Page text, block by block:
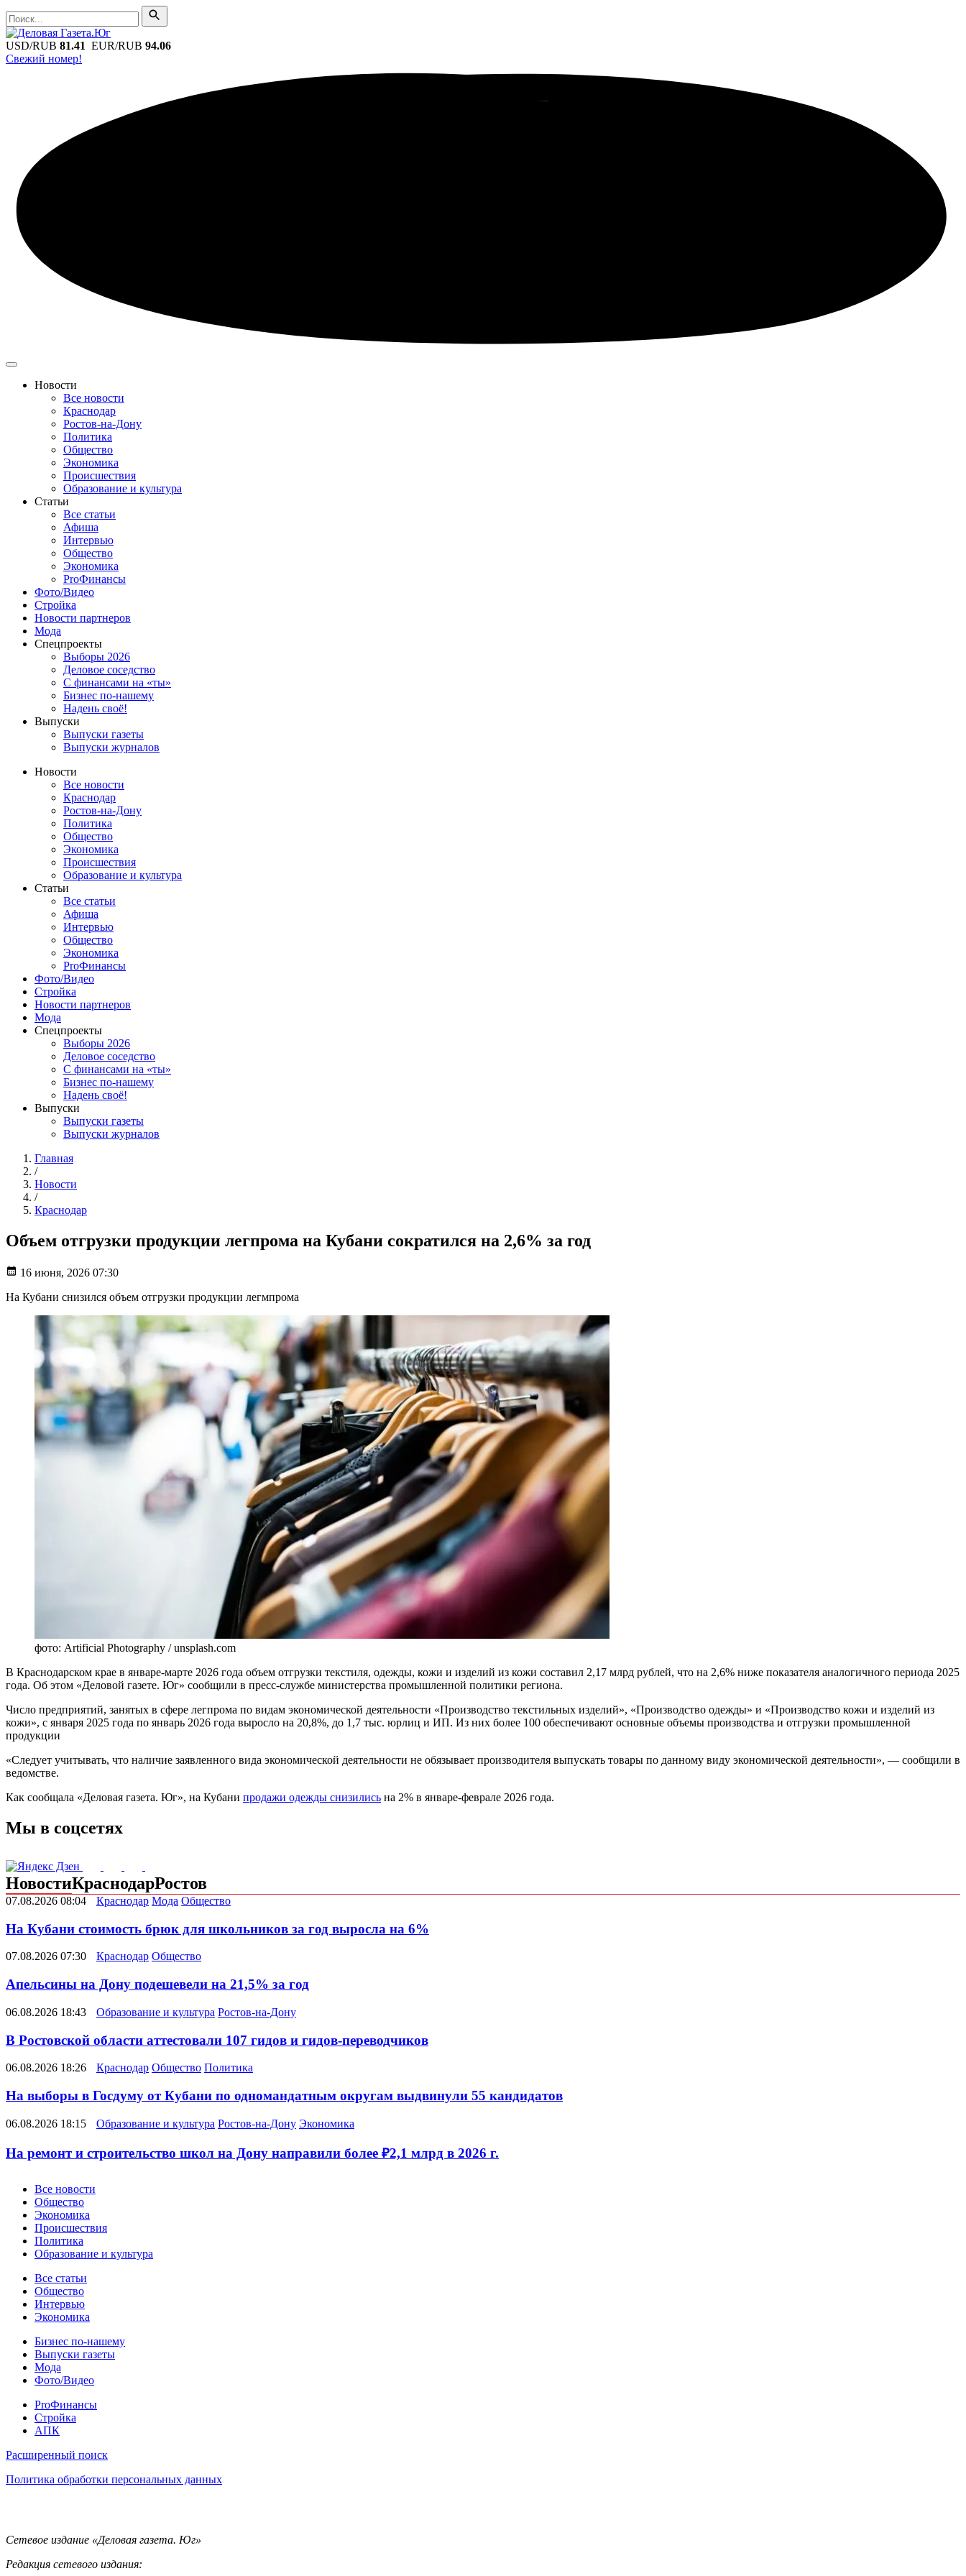
Поиск
Поиск
USD/RUB 81.41 EUR/RUB 94.06
Свежий номер!
Новости
Все новости
Краснодар
Ростов-на-Дону
Политика
Общество
Экономика
Происшествия
Образование и культура
Статьи
Все статьи
Афиша
Интервью
Общество
Экономика
ProФинансы
Фото/Видео
Стройка
Новости партнеров
Мода
Спецпроекты
Выборы 2026
Деловое соседство
С финансами на «ты»
Бизнес по-нашему
Надень своё!
Выпуски
Выпуски газеты
Выпуски журналов
Новости
Все новости
Краснодар
Ростов-на-Дону
Политика
Общество
Экономика
Происшествия
Образование и культура
Статьи
Все статьи
Афиша
Интервью
Общество
Экономика
ProФинансы
Фото/Видео
Стройка
Новости партнеров
Мода
Спецпроекты
Выборы 2026
Деловое соседство
С финансами на «ты»
Бизнес по-нашему
Надень своё!
Выпуски
Выпуски газеты
Выпуски журналов
Главная
/
Новости
/
Краснодар
Объем отгрузки продукции легпрома на Кубани сократился на 2,6% за год
16 июня, 2026 07:30
На Кубани снизился объем отгрузки продукции легмпрома
фото: Artificial Photography / unsplash.com
В Краснодарском крае в январе-марте 2026 года объем отгрузки текстиля, одежды, кожи и изделий из кожи составил 2,17 млрд рублей, что на 2,6% ниже показателя аналогичного периода 2025
года. Об этом «Деловой газете. Юг» сообщили в пресс-службе министерства промышленной политики региона.
Число предприятий, занятых в сфере легпрома по видам экономической деятельности «Производство текстильных изделий», «Производство одежды» и «Производство кожи и изделий из
кожи», с января 2025 года по январь 2026 года выросло на 20,8%, до 1,7 тыс. юрлиц и ИП. Из них более 100 обеспечивают основные объемы производства и отгрузки промышленной
продукции
«Следует учитывать, что наличие заявленного вида экономической деятельности не обязывает производителя выпускать товары по данному виду экономической деятельности», — сообщили в
ведомстве.
Как сообщала «Деловая газета. Юг», на Кубани продажи одежды снизились на 2% в январе-феврале 2026 года.
Мы в соцсетях
НовостиКраснодарРостов
07.08.2026 08:04 Краснодар Мода Общество
На Кубани стоимость брюк для школьников за год выросла на 6%
07.08.2026 07:30 Краснодар Общество
Апельсины на Дону подешевели на 21,5% за год
06.08.2026 18:43 Образование и культура Ростов-на-Дону
В Ростовской области аттестовали 107 гидов и гидов-переводчиков
06.08.2026 18:26 Краснодар Общество Политика
На выборы в Госдуму от Кубани по одномандатным округам выдвинули 55 кандидатов
06.08.2026 18:15 Образование и культура Ростов-на-Дону Экономика
На ремонт и строительство школ на Дону направили более ₽2,1 млрд в 2026 г.
Новости
Все новости
Общество
Экономика
Происшествия
Политика
Образование и культура
Статьи
Все статьи
Общество
Интервью
Экономика
Разное
Бизнес по-нашему
Выпуски газеты
Мода
Фото/Видео
Pro
ProФинансы
Стройка
АПК
Информация
Расширенный поиск
Политика обработки персональных данных
Контакты
Сетевое издание «Деловая газета. Юг»
Редакция сетевого издания: